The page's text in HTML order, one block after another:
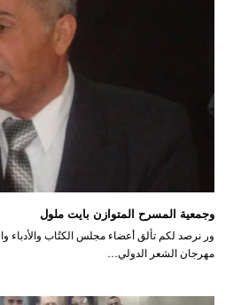
وجمعية المسرح المتوازن بايت ملول
ور نرصد لكم تألق أعضاء مجلس الكتُاب والأدباء
مهرجان الشعر الدولي…